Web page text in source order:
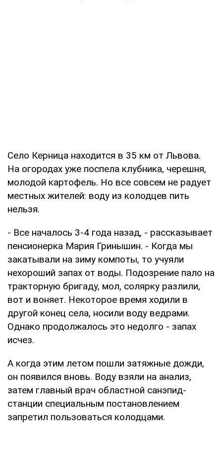
Село Керница находится в 35 км от Львова.
На ого­родах уже поспела клубни­ка, черешня,
молодой картофель. Но все совсем не радует
местных жите­лей: воду из колодцев пить
нельзя.
- Все началось 3-4 года назад, - рассказывает
пен­сионерка Мария Гринышин. - Когда мы
закатыва­ли на зиму компоты, то учуяли
нехороший запах от воды. Подозрение пало на
тракторную бригаду, мол, солярку разлили,
вот и воняет. Некоторое время ходили в
другой конец се­ла, носили воду ведрами.
Однако продолжалось это недолго - запах
исчез.
А когда этим летом пош­ли затяжные дожди,
он по­явился вновь. Воду взяли на анализ,
затем главный врач областной санэпид­
станции специальным по­становлением
запретил пользоваться колодцами.